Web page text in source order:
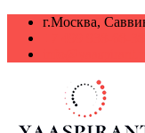
г.Москва,